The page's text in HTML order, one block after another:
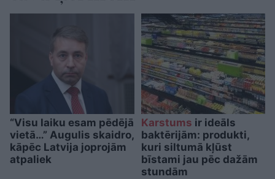
“Visu laiku esam pēdējā
vietā…” Augulis skaidro,
kāpēc Latvija joprojām
atpaliek
Karstums ir ideāls
baktērijām: produkti,
kuri siltumā kļūst
bīstami jau pēc dažām
stundām